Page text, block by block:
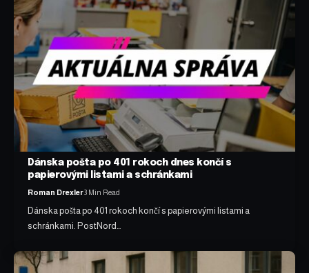
Dánska pošta po 401 rokoch dnes končí s
papierovými listami a schránkami
Roman Drexler3 Min Read
Dánska pošta po 401 rokoch končí s papierovými listami a
schránkami. PostNord…